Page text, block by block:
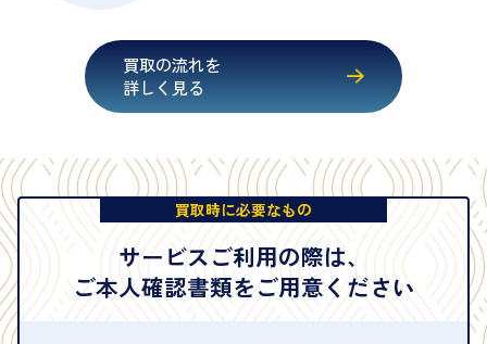
買取の流れを
詳しく見る
買取時に必要なもの
サービスご利用の際は、
ご本人確認書類をご用意ください